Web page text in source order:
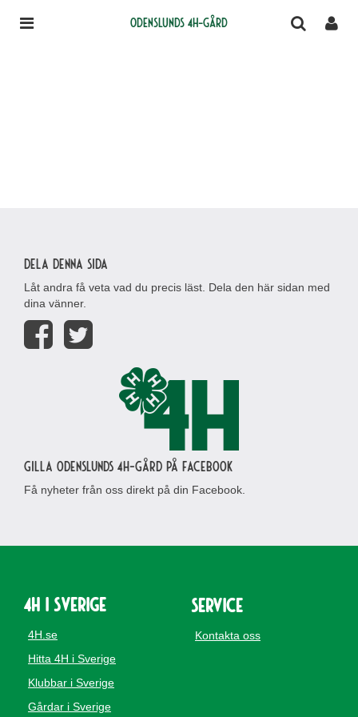
Odenslunds 4H-gård
Dela denna sida
Låt andra få veta vad du precis läst. Dela den här sidan med
dina vänner.
Gilla Odenslunds 4H-gård på Facebook
Få nyheter från oss direkt på din Facebook.
4H i Sverige
4H.se
Hitta 4H i Sverige
Klubbar i Sverige
Gårdar i Sverige
Service
Kontakta oss